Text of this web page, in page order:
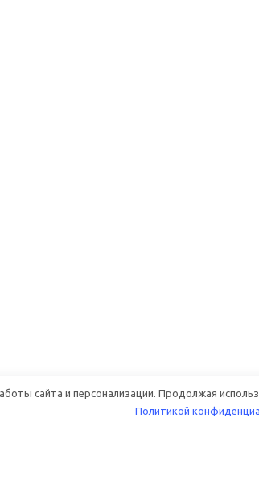
сайта и персонализации. Продолжая
Политикой